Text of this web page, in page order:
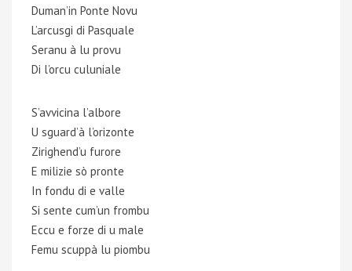
Duman’in Ponte Novu
L’arcusgi di Pasquale
Seranu à lu provu
Di l’orcu culuniale
S’avvicina l’albore
U sguard’à l’orizonte
Zirighend’u furore
E milizie sò pronte
In fondu di e valle
Si sente cum’un frombu
Eccu e forze di u male
Femu scuppà lu piombu